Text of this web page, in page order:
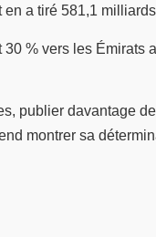
a tiré 581,1
% vers les
publier davantage
montrer sa